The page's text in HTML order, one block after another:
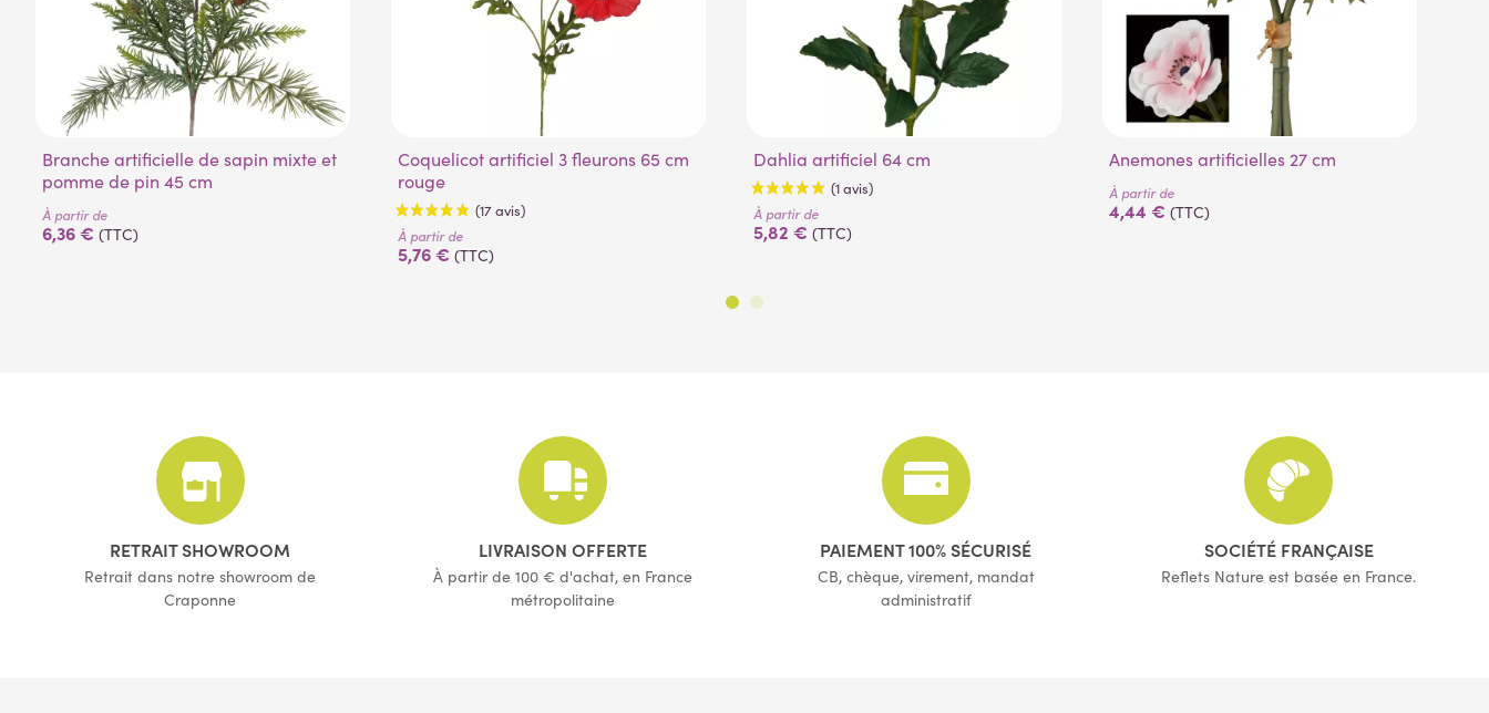
Branche artificielle de sapin mixte et
pomme de pin 45 cm
À partir de
6,36 € (TTC)
Coquelicot artificiel 3 fleurons 65 cm
rouge
À partir de
5,76 € (TTC)
Dahlia artificiel 64 cm
À partir de
5,82 € (TTC)
Anemones artificielles 27 cm
À partir de
4,44 € (TTC)
RETRAIT SHOWROOM
Retrait dans notre showroom de
Craponne
LIVRAISON OFFERTE
À partir de 100 € d'achat, en France
métropolitaine
PAIEMENT 100% SÉCURISÉ
CB, chèque, virement, mandat
administratif
SOCIÉTÉ FRANÇAISE
Reflets Nature est basée en France.